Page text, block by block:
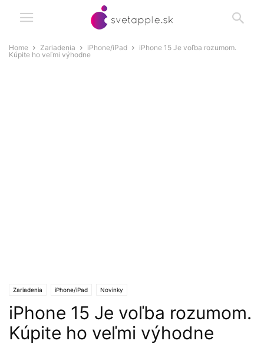
Home Zariadenia iPhone/iPad
iPhone 15 Je voľba rozumom.
Kúpite ho veľmi výhodne
Zariadenia iPhone/iPad Novinky
iPhone 15 Je voľba rozumom.
Kúpite ho veľmi výhodne